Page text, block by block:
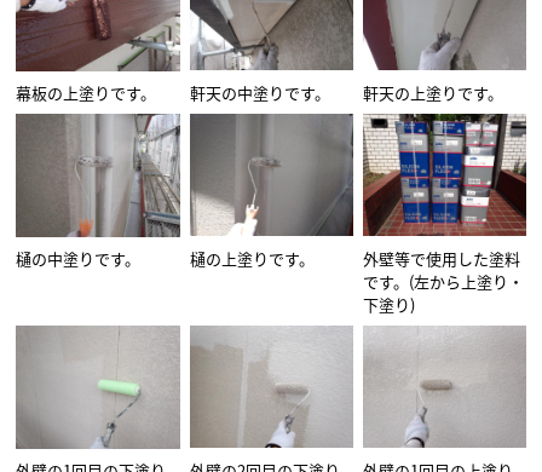
幕板の上塗りです。 軒天の中塗りです。 軒天の上塗りです。
樋の中塗りです。 樋の上塗りです。
外壁等で使用した塗料
です。(左から上塗り・
下塗り)